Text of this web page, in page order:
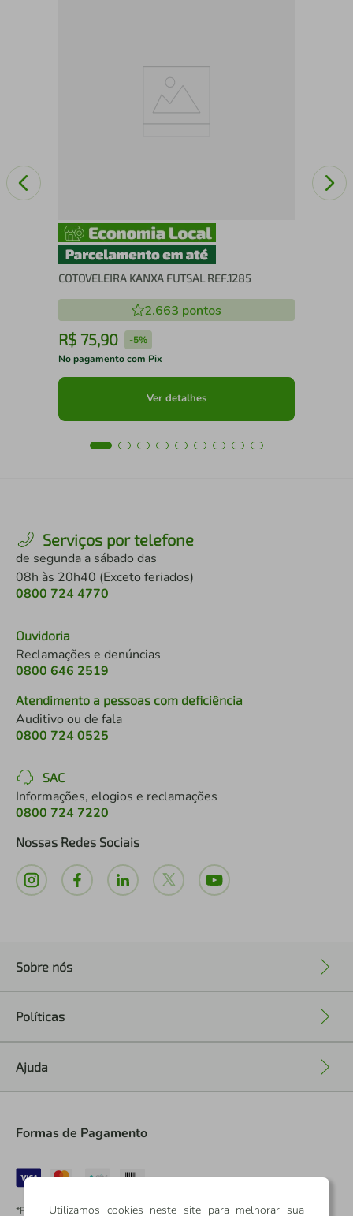
COTOVELEIRA KANXA FUTSAL REF.1285
2.663 pontos
R$ 75,90 -5%
No pagamento com Pix
Ver detalhes
Serviços por telefone
de segunda a sábado das
08h às 20h40 (Exceto feriados)
0800 724 4770
Ouvidoria
Reclamações e denúncias
0800 646 2519
Atendimento a pessoas com deficiência
Auditivo ou de fala
0800 724 0525
SAC
Informações, elogios e reclamações
0800 724 7220
Nossas Redes Sociais
Sobre nós
Políticas
Ajuda
Formas de Pagamento
*Pontos dos Cartões Sicredi
Utilizamos cookies neste site para melhorar sua